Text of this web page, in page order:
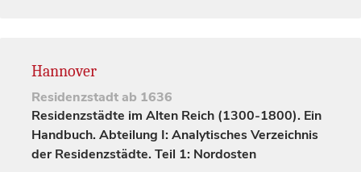
Hannover
Residenzstadtab 1636
Residenzstädte im Alten Reich (1300-1800). Ein
Handbuch. Abteilung I: Analytisches Verzeichnis
der Residenzstädte. Teil 1: Nordosten